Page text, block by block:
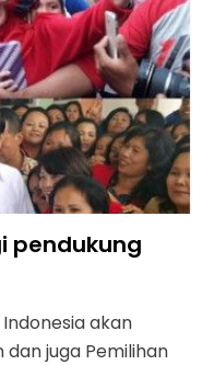
pendukung
akan
juga Pemilihan